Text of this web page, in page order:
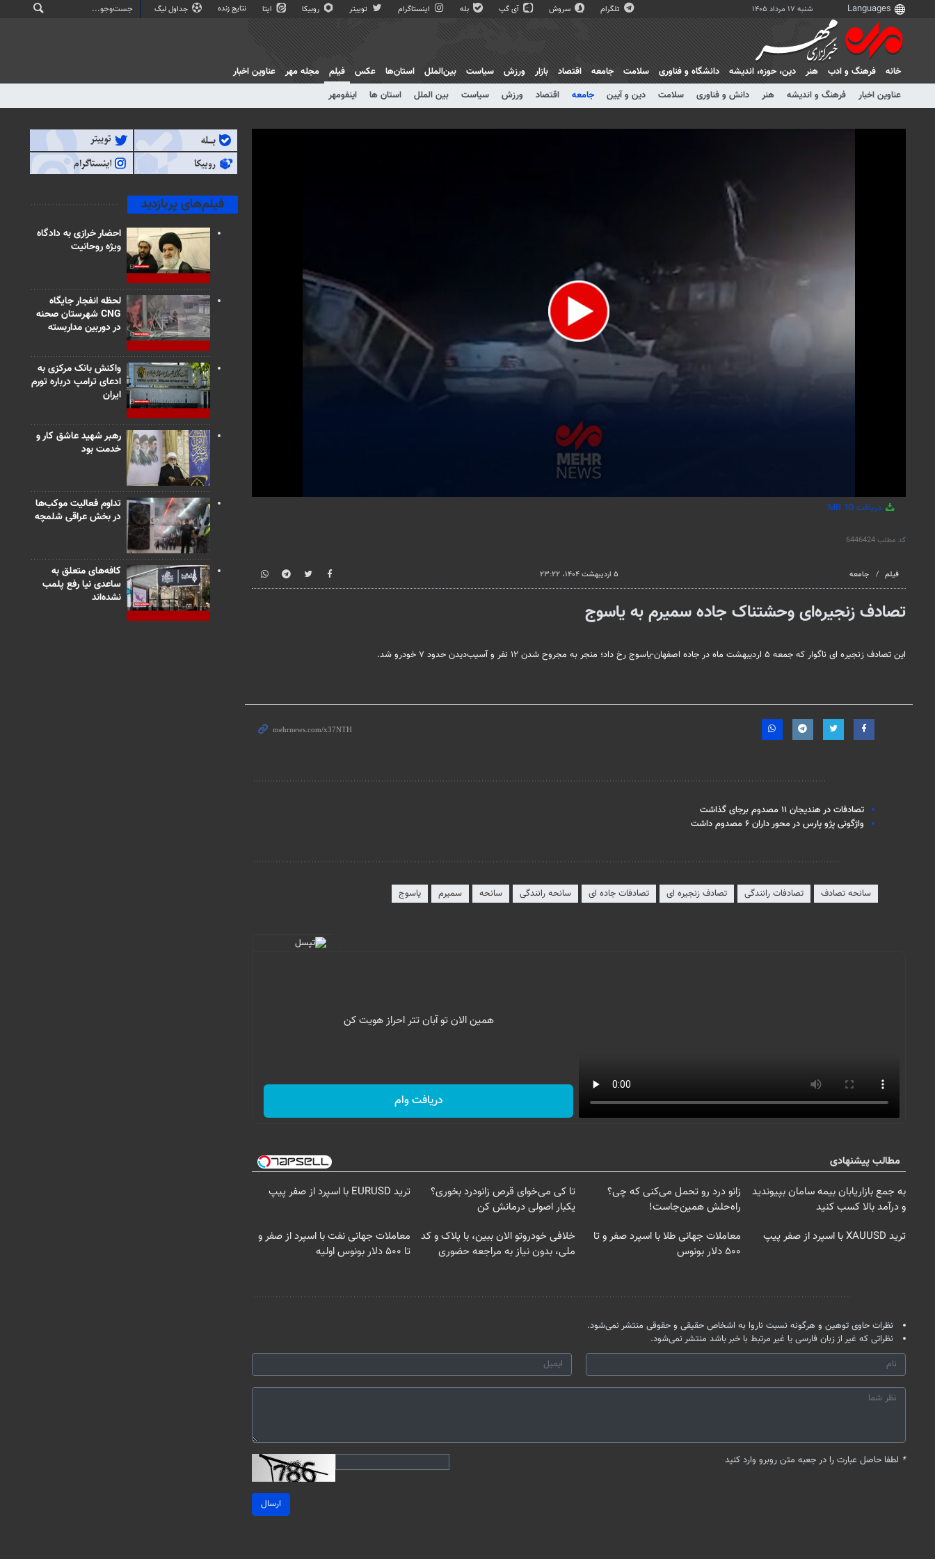
شنبه ۱۷ مرداد ۱۴۰۵ تلگرام سروش آی گپ بله اینستاگرام توییتر روبیکا ایتا نتایج زنده جداول لیگ
خانه فرهنگ و ادب هنر دين، حوزه، انديشه دانشگاه و فناوری سلامت جامعه اقتصاد بازار ورزش سیاست بین‌الملل استان‌ها عکس
فیلم
عناوین اخبار
فرهنگ و اندیشه هنر دانش و فناوری سلامت دین و آیین جامعه اقتصاد ورزش سیاست بین الملل استان ها اینفومهر
مجله مهر عناوین اخبار
0
seconds Volume
90%
دریافت 10 MB
کد مطلب6446424
فیلم جامعه ۵ اردیبهشت ۱۴۰۴، ۲۳:۲۲
تصادف زنجیره‌ای وحشتناک جاده سمیرم به یاسوج
این تصادف زنجیره ای ناگوار که جمعه ۵ اردیبهشت ماه در جاده اصفهان-یاسوج رخ داد؛ منجر به مجروح شدن ۱۲ نفر و آسیب‌دیدن حدود ۷ خودرو شد.
تصادفات در هندیجان ۱۱ مصدوم برجای گذاشت
واژگونی پژو پارس در محور داران ۶ مصدوم داشت
سانحه تصادف تصادفات رانندگی تصادف زنجیره ای تصادفات جاده ای سانحه رانندگی سانحه سمیرم یاسوج
همین الان تو آبان تتر احراز هویت کن
دریافت وام
مطالب پیشنهادی
به جمع بازاریابان بیمه سامان بپیوندید
و درآمد بالا کسب کنید
زانو درد رو تحمل می‌کنی که چی؟
راه‌حلش همین‌جاست!
تا کی می‌خوای قرص زانودرد بخوری؟
یکبار اصولی درمانش کن
ترید EURUSD با اسپرد از صفر پیپ
ترید XAUUSD با اسپرد از صفر پیپ
معاملات جهانی طلا با اسپرد صفر و تا
۵۰۰ دلار بونوس
خلافی خودروتو الان ببین، با پلاک و کد
ملی، بدون نیاز به مراجعه حضوری
معاملات جهانی نفت با اسپرد از صفر و
تا ۵۰۰ دلار بونوس اولیه
نظرات حاوی توهین و هرگونه نسبت ناروا به اشخاص حقیقی و حقوقی منتشر نمی‌شود.
نظراتی که غیر از زبان فارسی یا غیر مرتبط با خبر باشد منتشر نمی‌شود.
* لطفا حاصل عبارت را در جعبه متن روبرو وارد کنید
ارسال
فیلم‌های پربازدید
احضار خرازی به دادگاه
ویژه روحانیت
لحظه انفجار جایگاه
CNG شهرستان صحنه
در دوربین مداربسته
واکنش بانک مرکزی به
ادعای ترامپ درباره تورم
ایران
رهبر شهید عاشق کار و
خدمت بود
تداوم فعالیت موکب‌ها
در بخش عراقی شلمچه
کافه‌های متعلق به
ساعدی نیا رفع پلمب
نشده‌اند